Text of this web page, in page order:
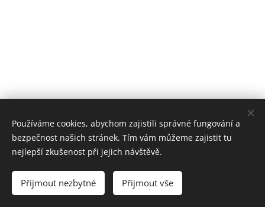
PerníKáča - perníky a perníkové dorty © 202¨6
Cookies
Používáme cookies, abychom zajistili správné fungování a
bezpečnost našich stránek. Tím vám můžeme zajistit tu
nejlepší zkušenost při jejich návštěvě.
Přijmout nezbytné Přijmout vše